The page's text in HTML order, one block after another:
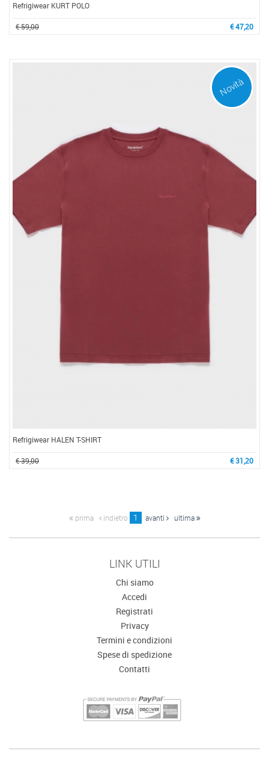
Refrigiwear KURT POLO
€ 59,00 € 47,20
Novità
Refrigiwear HALEN T-SHIRT
€ 39,00 € 31,20
prima indietro 1 avanti ultima
LINK UTILI
Chi siamo
Accedi
Registrati
Privacy
Termini e condizioni
Spese di spedizione
Contatti